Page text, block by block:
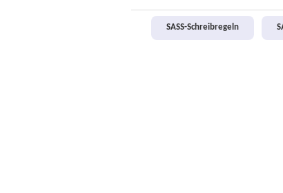
SASS-Schreibregeln